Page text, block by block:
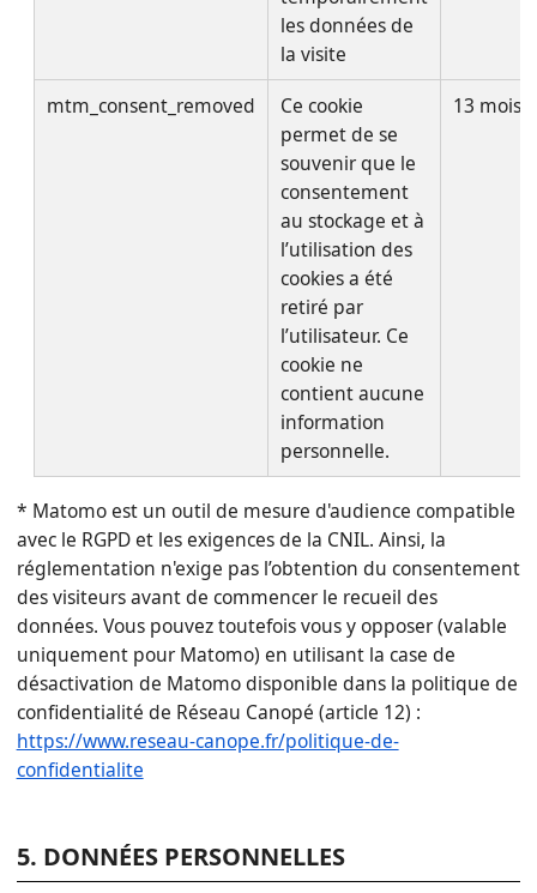
les données de
la visite
mtm_consent_removed
Ce cookie
permet de se
souvenir que le
consentement
au stockage et à
l’utilisation des
cookies a été
retiré par
l’utilisateur. Ce
cookie ne
contient aucune
information
personnelle.
13 mois
* Matomo est un outil de mesure d'audience compatible
avec le RGPD et les exigences de la CNIL. Ainsi, la
réglementation n'exige pas l’obtention du consentement
des visiteurs avant de commencer le recueil des
données. Vous pouvez toutefois vous y opposer (valable
uniquement pour Matomo) en utilisant la case de
désactivation de Matomo disponible dans la politique de
confidentialité de Réseau Canopé (article 12) :
https://www.reseau-canope.fr/politique-de-
confidentialite
5. DONNÉES PERSONNELLES